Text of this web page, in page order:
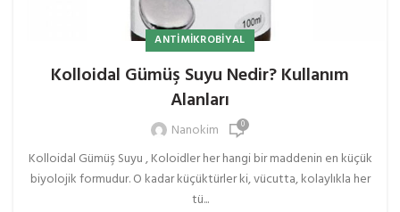
ANTIMIKROBIYAL
Kolloidal Gümüş Suyu Nedir? Kullanım
Alanları
Nanokim 0
Kolloidal Gümüş Suyu , Koloidler her hangi bir maddenin en küçük
biyolojik formudur. O kadar küçüktürler ki, vücutta, kolaylıkla her
tü...